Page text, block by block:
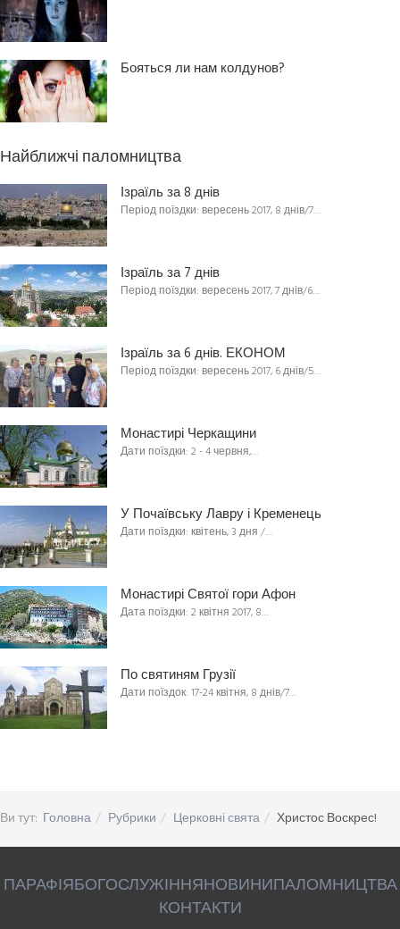
Бояться ли нам колдунов?
Найближчі паломництва
Ізраїль за 8 днів
Період поїздки: вересень 2017, 8 днів/7…
Ізраїль за 7 днів
Період поїздки: вересень 2017, 7 днів/6…
Ізраїль за 6 днів. ЕКОНОМ
Період поїздки: вересень 2017, 6 днів/5…
Монастирі Черкащини
Дати поїздки: 2 - 4 червня,…
У Почаївську Лавру і Кременець
Дати поїздки: квітень, 3 дня /…
Монастирі Святої гори Афон
Дата поїздки: 2 квітня 2017, 8…
По святиням Грузії
Дати поїздок: 17-24 квітня, 8 днів/7…
Ви тут: Головна Рубрики Церковні свята Христос Воскрес!
ПАРАФІЯБОГОСЛУЖІННЯНОВИНИПАЛОМНИЦТВА
КОНТАКТИ